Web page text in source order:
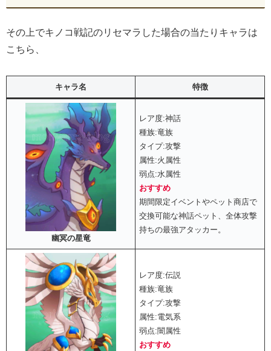
その上でキノコ戦記のリセマラした場合の当たりキャラは
こちら、
キャラ名 特徴
幽冥の星竜
レア度:神話
種族:竜族
タイプ:攻撃
属性:火属性
弱点:水属性
おすすめ
期間限定イベントやペット商店で
交換可能な神話ペット、全体攻撃
持ちの最強アタッカー。
レア度:伝説
種族:竜族
タイプ:攻撃
属性:電気系
弱点:闇属性
おすすめ